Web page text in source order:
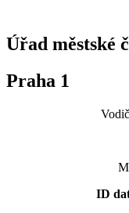
Úřad městské
Praha 1
ID